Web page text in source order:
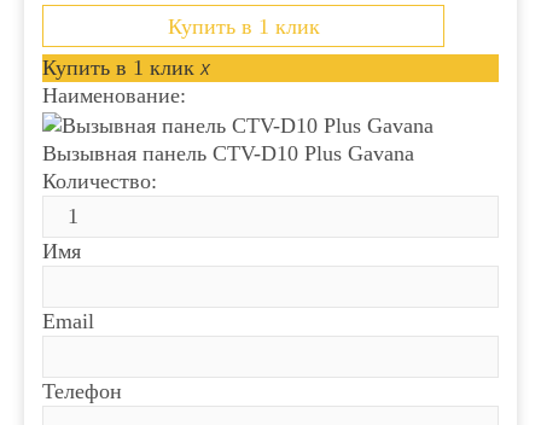
Купить в 1 клик
Купить в 1 клик x
Наименование:
Вызывная панель CTV-D10 Plus Gavana
Количество:
Имя
Email
Телефон